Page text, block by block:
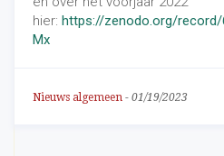
hier: https://zenodo.org/record/
Mx
Nieuws algemeen - 01/19/2023